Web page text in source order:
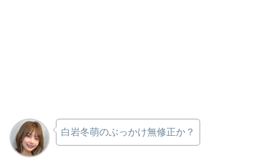
白岩冬萌のぶっかけ無修正か？